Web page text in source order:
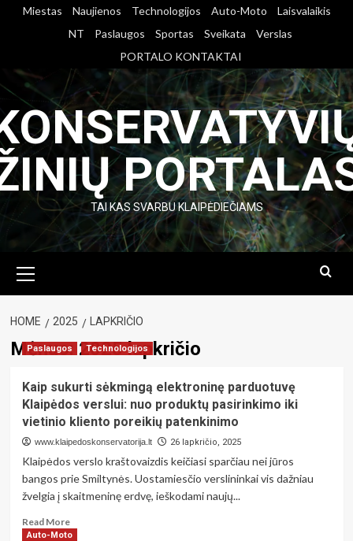
Miestas Naujienos Technologijos Auto-Moto
Laisvalaikis
NT
Paslaugos Sportas Sveikata
Verslas
PORTALO KONTAKTAI
TAI KAS SVARBU KLAIPĖDIEČIAMS
Menu
HOME 2025 LAPKRIČIO
Mėnuo:2025 lapkričio
Paslaugos Technologijos
Kaip sukurti sėkmingą elektroninę parduotuvę
Klaipėdos verslui: nuo produktų pasirinkimo iki
vietinio kliento poreikių patenkinimo
www.klaipedoskonservatorija.lt 26 lapkričio, 2025
Klaipėdos verslo kraštovaizdis keičiasi sparčiau nei jūros
bangos prie Smiltynės. Uostamiesčio verslininkai vis dažniau
žvelgia į skaitmeninę erdvę, ieškodami naujų...
Read MoreRead
more
Auto-Moto